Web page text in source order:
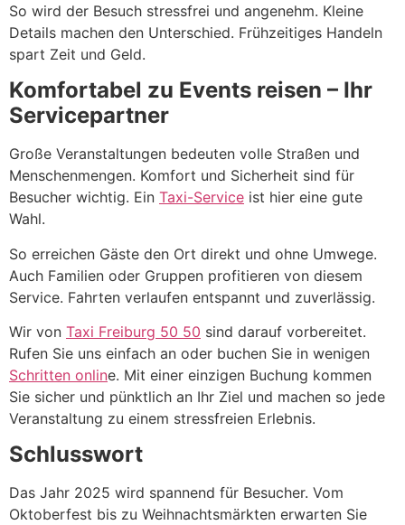
So wird der Besuch stressfrei und angenehm. Kleine
Details machen den Unterschied. Frühzeitiges Handeln
spart Zeit und Geld.
Komfortabel zu Events reisen – Ihr
Servicepartner
Große Veranstaltungen bedeuten volle Straßen und
Menschenmengen. Komfort und Sicherheit sind für
Besucher wichtig. Ein Taxi-Service ist hier eine gute
Wahl.
So erreichen Gäste den Ort direkt und ohne Umwege.
Auch Familien oder Gruppen profitieren von diesem
Service. Fahrten verlaufen entspannt und zuverlässig.
Wir von Taxi Freiburg 50 50 sind darauf vorbereitet.
Rufen Sie uns einfach an oder buchen Sie in wenigen
Schritten online. Mit einer einzigen Buchung kommen
Sie sicher und pünktlich an Ihr Ziel und machen so jede
Veranstaltung zu einem stressfreien Erlebnis.
Schlusswort
Das Jahr 2025 wird spannend für Besucher. Vom
Oktoberfest bis zu Weihnachtsmärkten erwarten Sie